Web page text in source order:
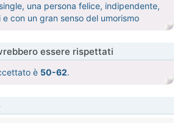
una persona felice, indipendente,
con un gran senso del umorismo
essere rispettati
è 50-62.